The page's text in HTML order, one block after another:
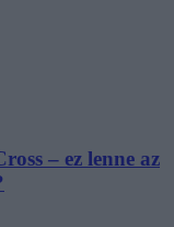
– ez lenne az